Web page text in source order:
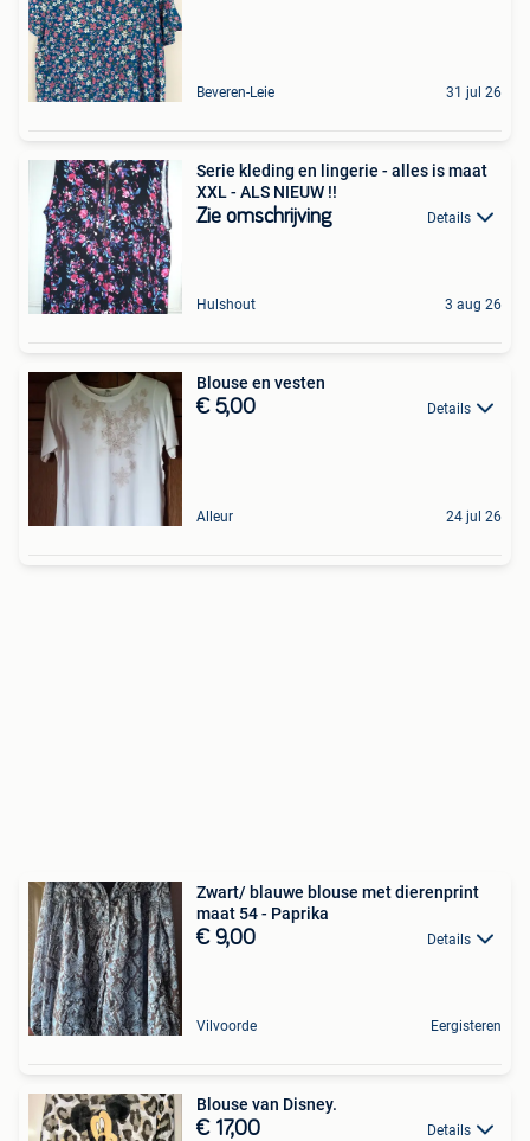
Beveren-Leie 31 jul 26
Serie kleding en lingerie - alles is maat
XXL - ALS NIEUW !!
Zie omschrijving Details
Hulshout 3 aug 26
Blouse en vesten
€ 5,00 Details
Alleur 24 jul 26
Zwart/ blauwe blouse met dierenprint
maat 54 - Paprika
€ 9,00 Details
Vilvoorde Eergisteren
Blouse van Disney.
€ 17,00 Details